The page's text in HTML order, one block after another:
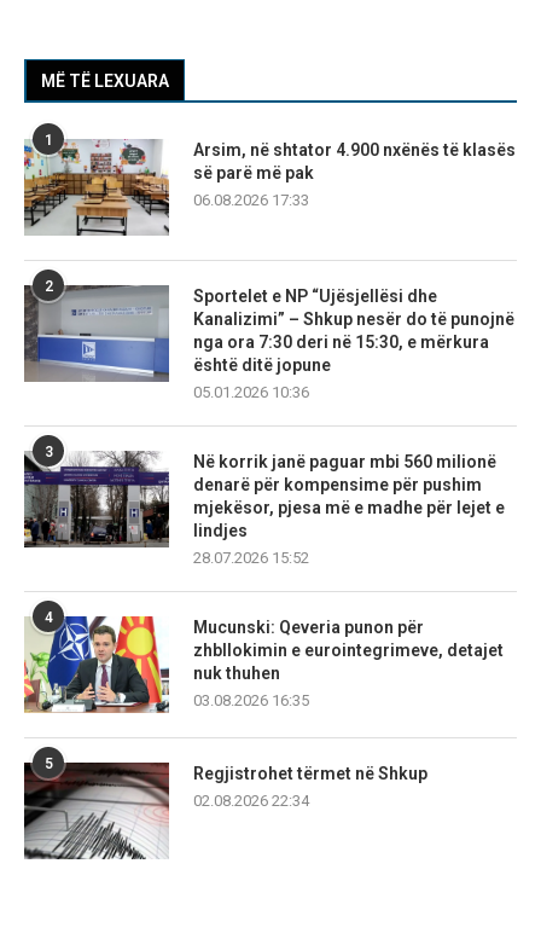
MË TË LEXUARA
1
Arsim, në shtator 4.900 nxënës të klasës
së parë më pak
06.08.2026 17:33
2
Sportelet e NP “Ujësjellësi dhe
Kanalizimi” – Shkup nesër do të punojnë
nga ora 7:30 deri në 15:30, e mërkura
është ditë jopune
05.01.2026 10:36
3
Në korrik janë paguar mbi 560 milionë
denarë për kompensime për pushim
mjekësor, pjesa më e madhe për lejet e
lindjes
28.07.2026 15:52
4
Mucunski: Qeveria punon për
zhbllokimin e eurointegrimeve, detajet
nuk thuhen
03.08.2026 16:35
5
Regjistrohet tërmet në Shkup
02.08.2026 22:34